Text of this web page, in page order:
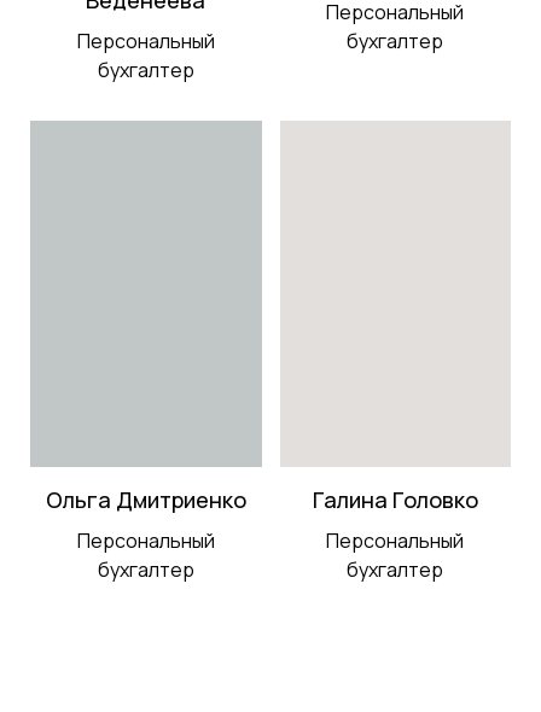
Персональный
бухгалтер
Персональный
бухгалтер
Ольга Дмитриенко
Персональный
бухгалтер
Галина Головко
Персональный
бухгалтер